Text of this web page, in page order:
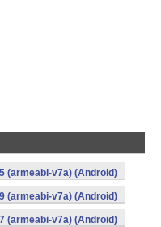
(armeabi-v7a) (Android)
(armeabi-v7a) (Android)
(armeabi-v7a) (Android)